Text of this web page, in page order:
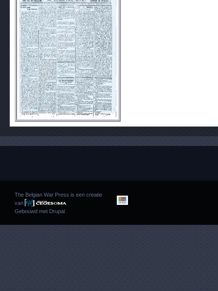
The Belgian War Press is een creatie
van
Gebouwd met Drupal